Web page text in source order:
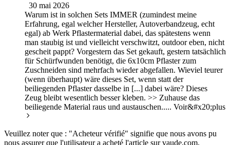
30 mai 2026
Warum ist in solchen Sets IMMER (zumindest meine
Erfahrung, egal welcher Hersteller, Autoverbandzeug, echt
egal) ab Werk Pflastermaterial dabei, das spätestens wenn
man staubig ist und vielleicht verschwitzt, outdoor eben, nicht
gescheit pappt? Vorgestern das Set gekauft, gestern tatsächlich
für Schürfwunden benötigt, die 6x10cm Pflaster zum
Zuschneiden sind mehrfach wieder abgefallen. Wieviel teurer
(wenn überhaupt) wäre dieses Set, wenn statt der
beiliegenden Pflaster dasselbe in [...] dabei wäre? Dieses
Zeug bleibt wesentlich besser kleben. >> Zuhause das
beiliegende Material raus und austauschen..... Voir&#x20;plus
Veuillez noter que : "Acheteur vérifié" signifie que nous avons pu
nous assurer que l'utilisateur a acheté l'article sur vaude.com.